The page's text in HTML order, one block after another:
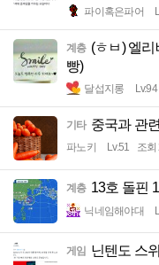
파이혹은파어
계층 (ㅎㅂ) 엘
빵)
달섭지롱 Lv.94
기타 중국과 관
파노키 Lv.51 조회
계층 13호 돌핀
닉네임해야대
게임 닌텐도 스